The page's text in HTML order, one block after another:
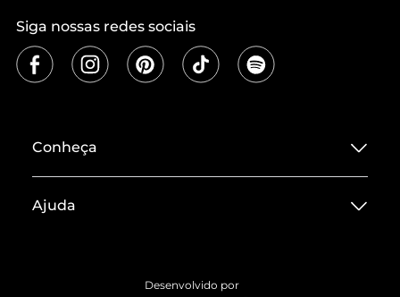
Siga nossas redes sociais
Conheça
Termos de Uso
Ajuda
Desenvolvido por